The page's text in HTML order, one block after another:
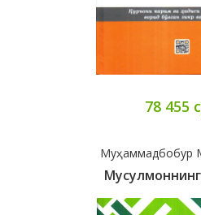
78 455
Муҳаммадбобур
Мусулмоннинг